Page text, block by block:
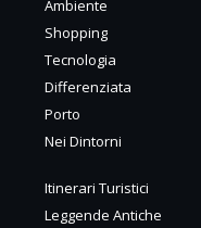
Ambiente
Shopping
Tecnologia
Differenziata
Porto
Nei Dintorni
Itinerari Turistici
Leggende Antiche